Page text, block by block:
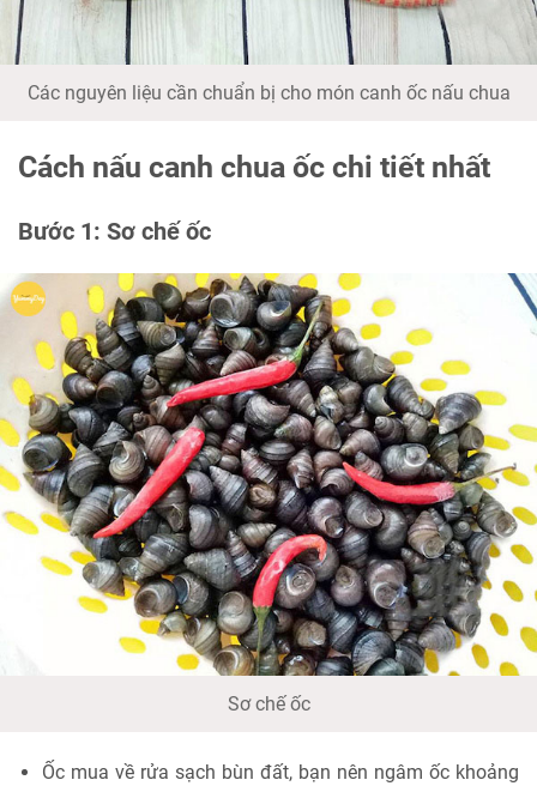
Các nguyên liệu cần chuẩn bị cho món canh ốc nấu chua
Cách nấu canh chua ốc chi tiết nhất
Bước 1: Sơ chế ốc
Sơ chế ốc
Ốc mua về rửa sạch bùn đất, bạn nên ngâm ốc khoảng